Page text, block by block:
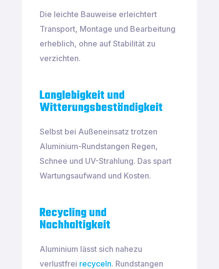
Die leichte Bauweise erleichtert
Transport, Montage und Bearbeitung
erheblich, ohne auf Stabilität zu
verzichten.
Langlebigkeit und
Witterungsbeständigkeit
Selbst bei Außeneinsatz trotzen
Aluminium-Rundstangen Regen,
Schnee und UV-Strahlung. Das spart
Wartungsaufwand und Kosten.
Recycling und
Nachhaltigkeit
Aluminium lässt sich nahezu
verlustfrei recyceln. Rundstangen